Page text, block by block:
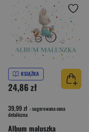
KSIĄŻKA
24,86 zł
39,99 zł - sugerowana cena
detaliczna
Album maluszka